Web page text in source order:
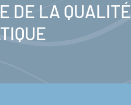
DE LA QUALITÉ